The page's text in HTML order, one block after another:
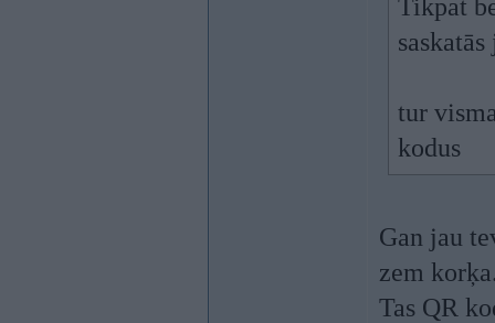
Tikpat
tur
kodus
Gan jau
zem
Tas QR